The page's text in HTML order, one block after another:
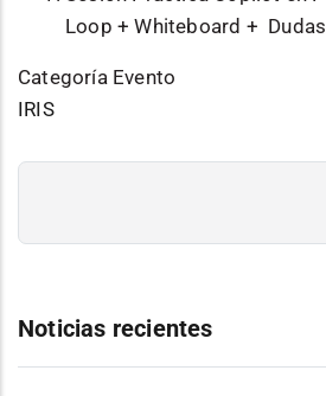
Loop + Whiteboard + Dudas
Categoría Evento
IRIS
Noticias recientes